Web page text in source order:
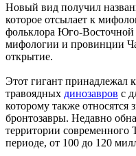
Новый вид получил
которое отсылает к
фольклора Юго-Восточной
мифологии и провинции
открытие.
Этот гигант принадлежал
травоядных динозавров с
которому также
бронтозавры. Недавно
территории современного
периоде, от 100 до 120